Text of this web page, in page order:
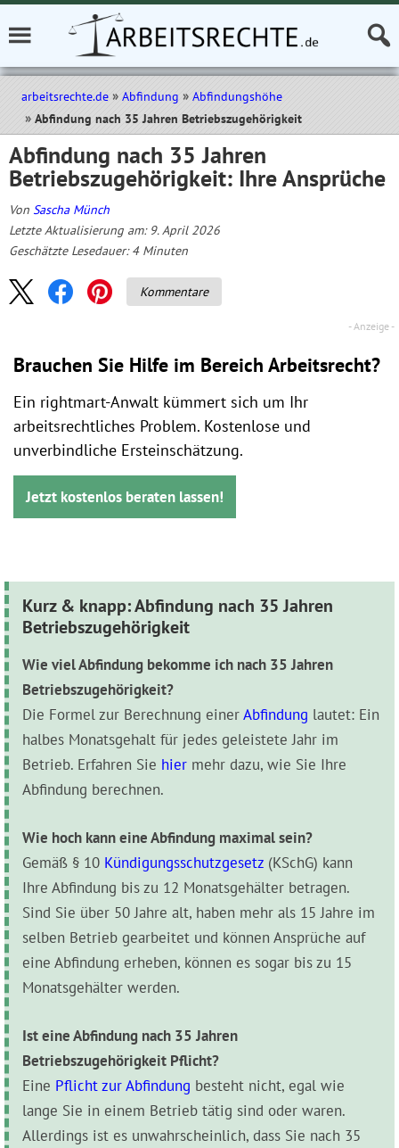
arbeitsrechte.de Abfindung
Abfindungshöhe
Abfindung nach 35 Jahren Betriebszugehörigkeit
Abfindung nach 35 Jahren
Betriebszugehörigkeit: Ihre Ansprüche
Von Sascha Münch
Letzte Aktualisierung am: 9. April 2026
Geschätzte Lesedauer: 4 Minuten
Kommentare
Brauchen Sie Hilfe im Bereich Arbeitsrecht?
Ein rightmart-Anwalt kümmert sich um Ihr
arbeitsrechtliches Problem. Kostenlose und
unverbindliche Ersteinschätzung.
Jetzt kostenlos beraten lassen!
Kurz & knapp: Abfindung nach 35 Jahren
Betriebszugehörigkeit
Wie viel Abfindung bekomme ich nach 35 Jahren
Betriebszugehörigkeit?
Die Formel zur Berechnung einerAbfindung lautet: Ein
halbes Monatsgehalt für jedes geleistete Jahr im
Betrieb. Erfahren Sie hier mehr dazu, wie Sie Ihre
Abfindung berechnen.
Wie hoch kann eine Abfindung maximal sein?
Gemäß § 10 Kündigungsschutzgesetz (KSchG) kann
Ihre Abfindung bis zu 12 Monatsgehälter betragen.
Sind Sie über 50 Jahre alt, haben mehr als 15 Jahre im
selben Betrieb gearbeitet und können Ansprüche auf
eine Abfindung erheben, können es sogar bis zu 15
Monatsgehälter werden.
Ist eine Abfindung nach 35 Jahren
Betriebszugehörigkeit Pflicht?
Eine Pflicht zur Abfindung besteht nicht, egal wie
lange Sie in einem Betrieb tätig sind oder waren.
Allerdings ist es unwahrscheinlich, dass Sie nach 35